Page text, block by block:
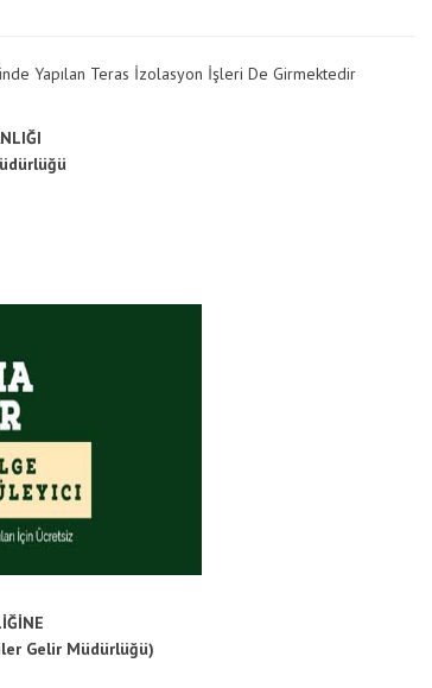
Yapılan Teras İzolasyon İşleri De Girmektedir
Gelir Müdürlüğü)